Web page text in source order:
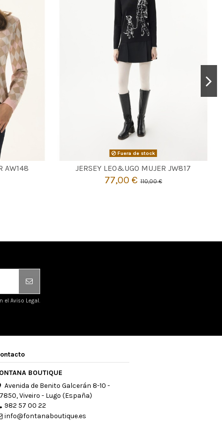
AW148
Fuera de stock
JERSEY LEO&UGO MUJER JW817
77,00 €110,00 €
 Agotado
Aviso Legal.
BOUTIQUE
Avenida de Benito Galcerán 8-10 -
Viveiro - Lugo (España)
982 57 00 22
info@fontanaboutique.es